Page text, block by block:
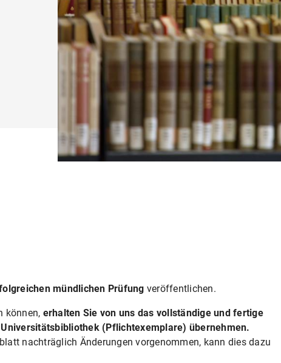
mündlichen Prüfung veröffentlichen.
können, erhalten Sie von uns das vollständige und fertige
(Pflichtexemplare) übernehmen.
nachträglich Änderungen vorgenommen, kann dies dazu